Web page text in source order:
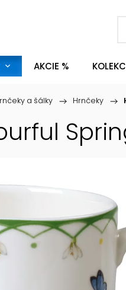
AKCIE %
a šálky / Hrnčeky /